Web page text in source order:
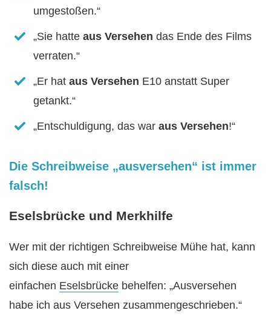
umgestoßen.“
„Sie hatte aus Versehen das Ende des Films
verraten.“
„Er hat aus Versehen E10 anstatt Super
getankt.“
„Entschuldigung, das war aus Versehen!“
Die Schreibweise „ausversehen“ ist immer
falsch!
Eselsbrücke und Merkhilfe
Wer mit der richtigen Schreibweise Mühe hat, kann
sich diese auch mit einer
einfachen Eselsbrücke behelfen: „Ausversehen
habe ich aus Versehen zusammengeschrieben.“